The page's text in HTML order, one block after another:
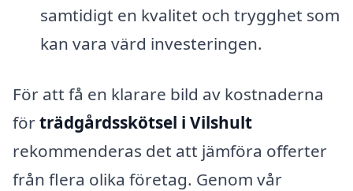
samtidigt en kvalitet och trygghet som
kan vara värd investeringen.
För att få en klarare bild av kostnaderna
förträdgårdsskötsel i Vilshult
rekommenderas det att jämföra offerter
från flera olika företag. Genom vår